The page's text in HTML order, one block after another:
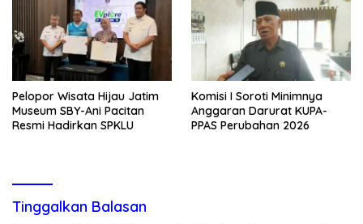
Pelopor Wisata Hijau Jatim
Museum SBY-Ani Pacitan
Resmi Hadirkan SPKLU
Komisi I Soroti Minimnya
Anggaran Darurat KUPA-
PPAS Perubahan 2026
Tinggalkan Balasan